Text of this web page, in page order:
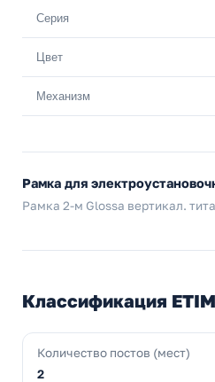
Серия
Цвет
Механизм
Рамка для
Рамка 2-м Glossa вертикал.
Классификация ETIM
Количество постов (мест)
2